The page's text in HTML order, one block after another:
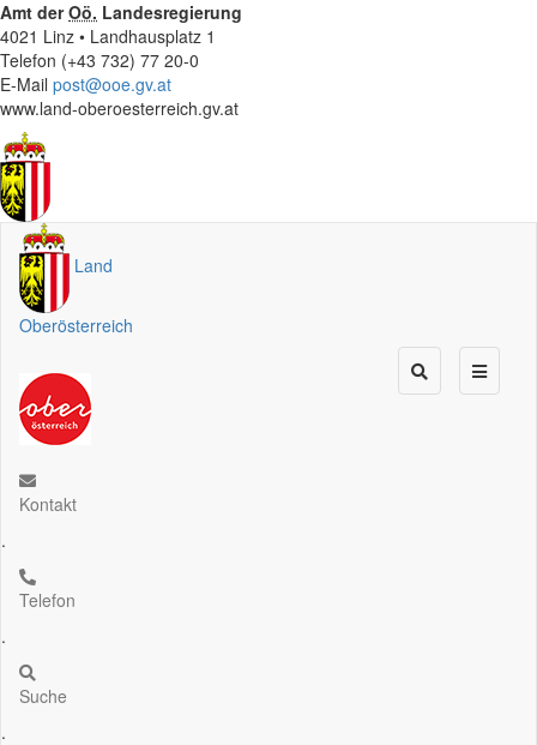
Amt derOö. Landesregierung
4021 Linz • Landhausplatz 1
Telefon (+43 732) 77 20-0
E-Mail post@ooe.gv.at
www.land-oberoesterreich.gv.at
Land
Oberösterreich
Kontakt
.
Telefon
.
Suche
.